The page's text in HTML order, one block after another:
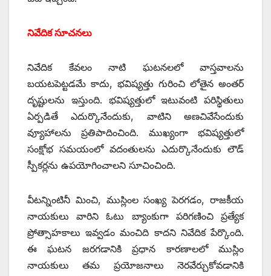
నివేదిక సూచనలు
నివేదిక కేవలం నాటి ఘటనలలో వాస్తవాలను
బయటపెట్టడమే కాదు, భవిష్యత్తు గురించి లోతైన అంతర్‌
‌దృష్టులను ఇస్తుంది. భవిష్యత్తులో ఇటువంటి పరిస్థితులు
ఏర్పడితే ఎదుర్కొనేందుకు, వాటిని అణచివేసేందుకు
వ్యూహాలను ప్రతిపాదించింది. ముఖ్యంగా భవిష్యత్తులో
సంక్షోభ సమయంలో వదంతులను ఎదుర్కొనేందుకు లౌడ్‌
‌స్పీకర్లను ఉపయోగించాలని సూచించింది.
వీటన్నింటినీ మించి, ముస్లింల సంఖ్య పెరగడం, రాజకీయ
నాయకులు వారిని ఓటు బ్యాంకుగా పరిగణించి ప్రత్యేక
ప్రోత్సాహకాలు ఇవ్వడం మంచిది కాదని నివేదిక పేర్కొంది.
ఈ ఘటన జరగడానికి ప్రధాన కారణాలలో ముస్లిం
నాయకులు తమ ప్రయోజనాలు నెరవేర్చుకోవడానికి